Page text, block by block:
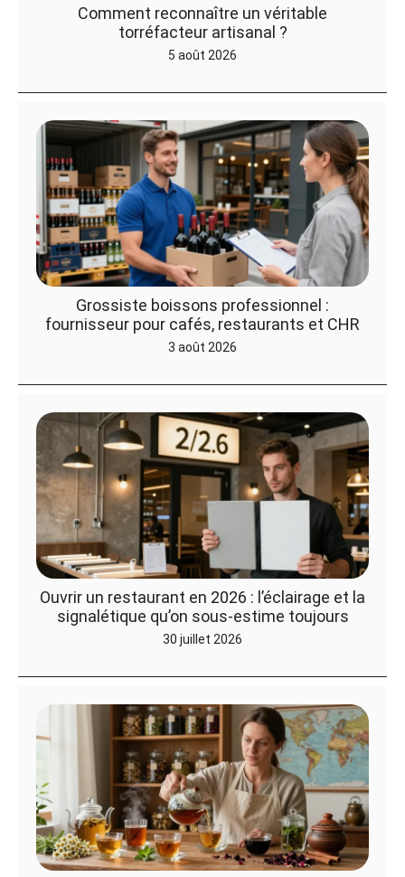
Comment reconnaître un véritable
torréfacteur artisanal ?
5 août 2026
Grossiste boissons professionnel :
fournisseur pour cafés, restaurants et CHR
3 août 2026
Ouvrir un restaurant en 2026 : l’éclairage et la
signalétique qu’on sous-estime toujours
30 juillet 2026